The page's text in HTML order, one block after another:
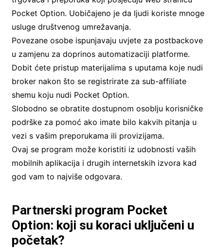
Pocket Option. Uobičajeno je da ljudi koriste mnoge
usluge društvenog umrežavanja.
Povezane osobe ispunjavaju uvjete za postbackove
u zamjenu za doprinos automatizaciji platforme.
Dobit ćete pristup materijalima s uputama koje nudi
broker nakon što se registrirate za sub-affiliate
shemu koju nudi Pocket Option.
Slobodno se obratite dostupnom osoblju korisničke
podrške za pomoć ako imate bilo kakvih pitanja u
vezi s vašim preporukama ili provizijama.
Ovaj se program može koristiti iz udobnosti vaših
mobilnih aplikacija i drugih internetskih izvora kad
god vam to najviše odgovara.
Partnerski program Pocket
Option: koji su koraci uključeni u
početak?